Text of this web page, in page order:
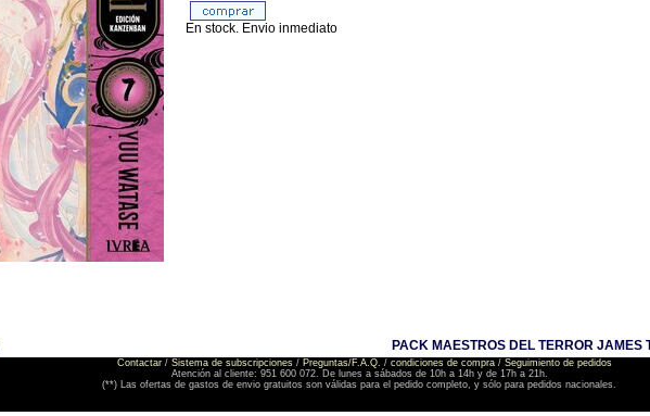
En stock. Envio inmediato
PACK MAESTROS DEL TERROR
Contactar / Sistema de subscripciones / Preguntas/F.A.Q. / condiciones de compra / Seguimiento de pedidos
Atención al cliente: 951 600 072. De lunes a sábados de 10h a 14h y de 17h a 21h.
(**) Las ofertas de gastos de envio gratuitos son válidas para el pedido completo, y sólo para pedidos nacionales.